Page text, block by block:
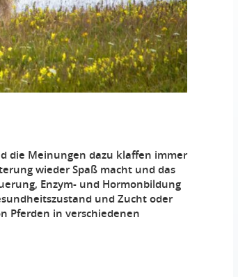
die Meinungen dazu klaffen immer
wieder Spaß macht und das
Enzym- und Hormonbildung
und Zucht oder
Pferden in verschiedenen